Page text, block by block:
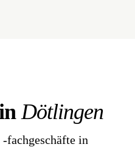
inDötlingen
fachgeschäfte in